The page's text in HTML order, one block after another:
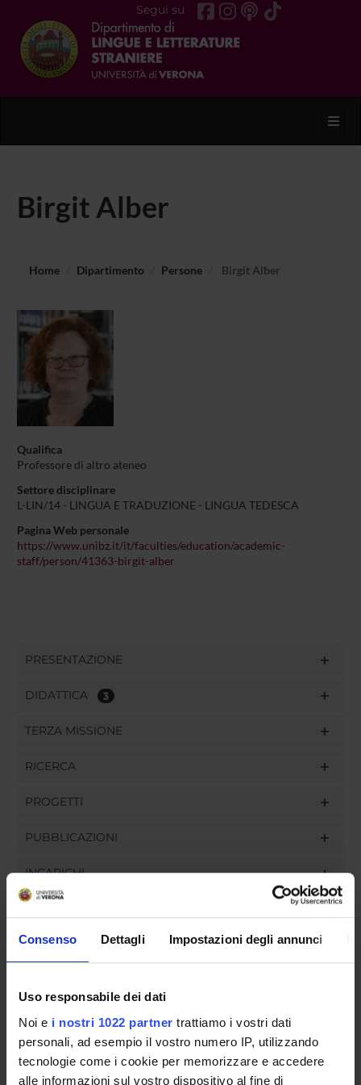
Consenso Dettagli Impostazioni degli annunci
Uso responsabile dei dati
Noi e i nostri 1022 partner trattiamo i vostri dati
personali, ad esempio il vostro numero IP, utilizzando
tecnologie come i cookie per memorizzare e accedere
alle informazioni sul vostro dispositivo al fine di
Segui su
Birgit Alber
Home Dipartimento Persone Birgit Alber
Qualifica
Professore di altro ateneo
Settore disciplinare
L-LIN/14 - LINGUA E TRADUZIONE - LINGUA TEDESCA
Pagina Web personale
https://www.unibz.it/it/faculties/education/academic-
staff/person/41363-birgit-alber
PRESENTAZIONE
DIDATTICA 3
TERZA MISSIONE
RICERCA
PROGETTI
PUBBLICAZIONI
INCARICHI
ORGANIZZAZIONE
GOVERNANCE
COMMISSIONI
UFFICI E STRUTTURE DI SERVIZIO